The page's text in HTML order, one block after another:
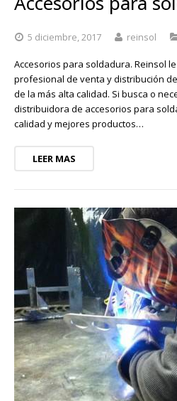
5 diciembre, 2017 reinsol
Accesorios para soldadura. Reinsol
profesional de venta y distribución
de la más alta calidad. Si busca o
distribuidora de accesorios para
calidad y mejores productos…
LEER MAS